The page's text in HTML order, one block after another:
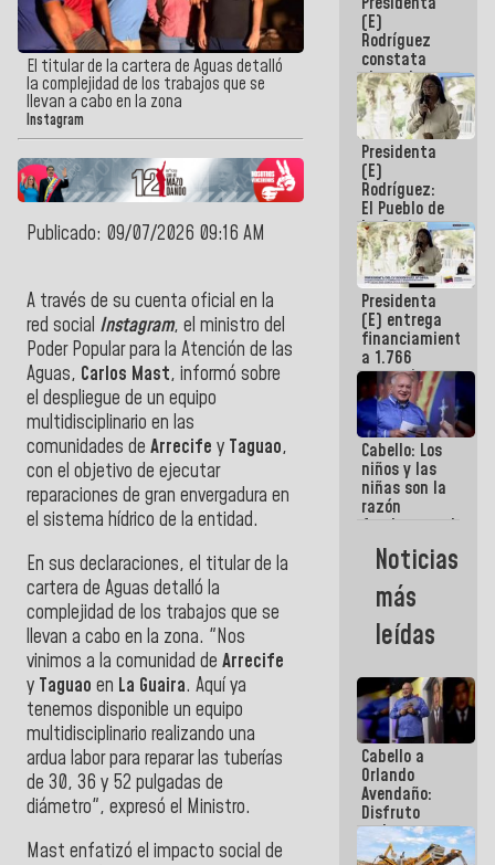
El titular de la cartera de Aguas detalló
la complejidad de los trabajos que se
llevan a cabo en la zona
Instagram
Publicado: 09/07/2026 09:16 AM
A través de su cuenta oficial en la
red social Instagram, el ministro del
Poder Popular para la Atención de las
Aguas, Carlos Mast, informó sobre
el despliegue de un equipo
multidisciplinario en las
comunidades de Arrecife y Taguao,
con el objetivo de ejecutar
reparaciones de gran envergadura en
el sistema hídrico de la entidad.
En sus declaraciones, el titular de la
cartera de Aguas detalló la
complejidad de los trabajos que se
llevan a cabo en la zona. "Nos
vinimos a la comunidad de Arrecife
y Taguao en La Guaira. Aquí ya
tenemos disponible un equipo
multidisciplinario realizando una
ardua labor para reparar las tuberías
de 30, 36 y 52 pulgadas de
diámetro", expresó el Ministro.
Mast enfatizó el impacto social de
Guaira
(E)
Rodríguez
constata
obras de
rehabilitación
de Escuela
Militar de
Mamo en La
Guaira
Presidenta
(E)
Rodríguez:
El Pueblo de
La Guaira
siempre
estará
acompañada
por el
Gobierno
Nacional
Presidenta
(E) entrega
financiamientos
a 1.766
comerciantes
y
emprendedores
afectados
por
terremotos
Cabello: Los
niños y las
niñas son la
razón
fundamental
de todo lo
que
estamos
haciendo
Noticias
más
leídas
Cabello a
Orlando
Avendaño:
Disfruto
cada vez
que escribes